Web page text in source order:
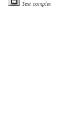
Text complet